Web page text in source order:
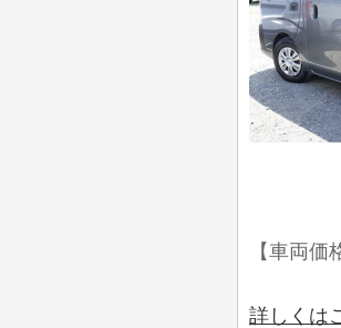
【車両価
詳しくは